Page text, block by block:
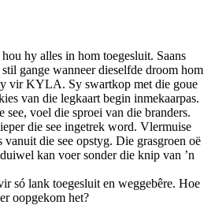
hy alles in hom toegesluit. Saans
gange wanneer dieselfde droom hom
vir KYLA. Sy swartkop met die goue
van die legkaart begin inmekaarpas.
voel die sproei van die branders.
die see ingetrek word. Vlermuise
vanuit die see opstyg. Die grasgroen oë
kan voer sonder die knip van ’n
só lank toegesluit en weggebêre. Hoe
oopgekom het?